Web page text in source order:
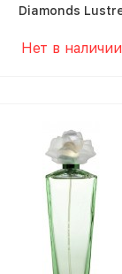
Diamonds
Нет в наличии